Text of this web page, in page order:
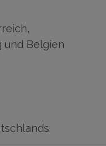
und Belgien